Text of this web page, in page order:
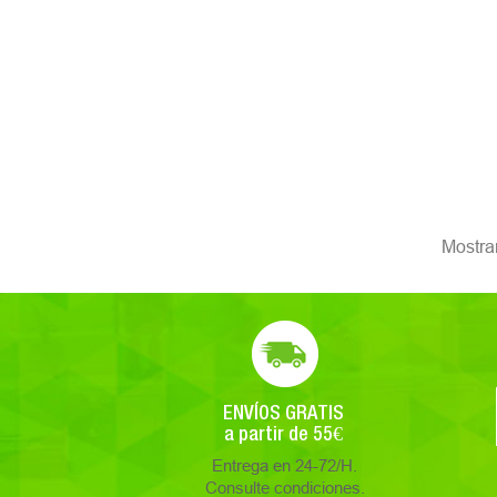
ENVÍOS GRATIS
a partir de 55€
Entrega en 24-72/H.
Consulte condiciones.